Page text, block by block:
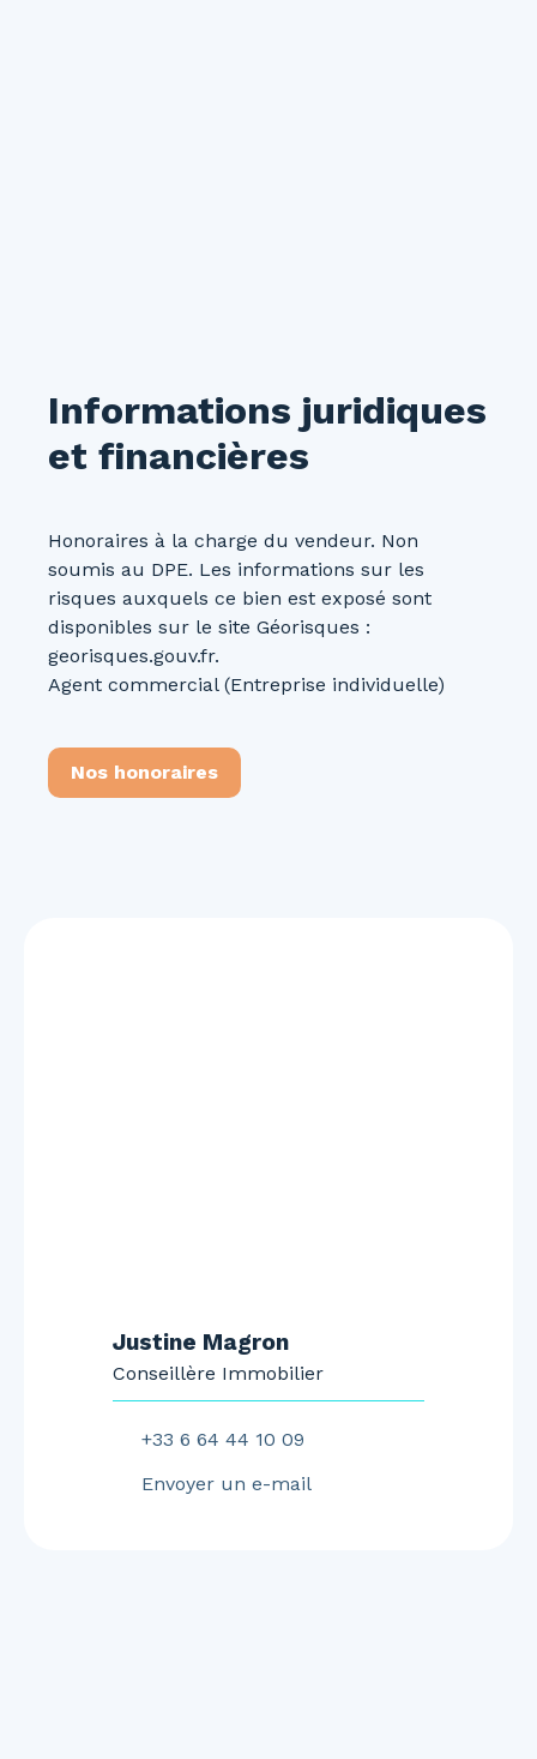
Informations juridiques
et financières
Honoraires à la charge du vendeur. Non
soumis au DPE. Les informations sur les
risques auxquels ce bien est exposé sont
disponibles sur le site Géorisques :
georisques.gouv.fr.
Agent commercial (Entreprise individuelle)
Nos honoraires
Justine Magron
Conseillère Immobilier
+33 6 64 44 10 09
Envoyer un e-mail